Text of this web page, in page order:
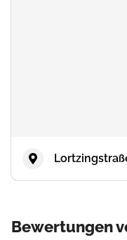
Bewertungen